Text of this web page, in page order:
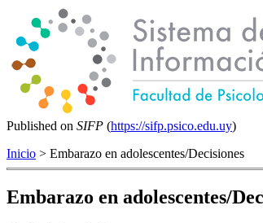
Published on SIFP (https://sifp.psico.edu.uy)
Inicio > Embarazo en adolescentes/Decisiones
Embarazo en adolescentes/